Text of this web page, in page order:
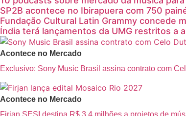
SP2B acontece no Ibirapuera com 750
Fundação Cultural Latin Grammy concede
Índia terá lançamentos da UMG restritos a
Acontece no Mercado
Exclusivo: Sony Music Brasil assina contrato com
Acontece no Mercado
Firjan SESI destina R$ 3,4 milhões a projetos de